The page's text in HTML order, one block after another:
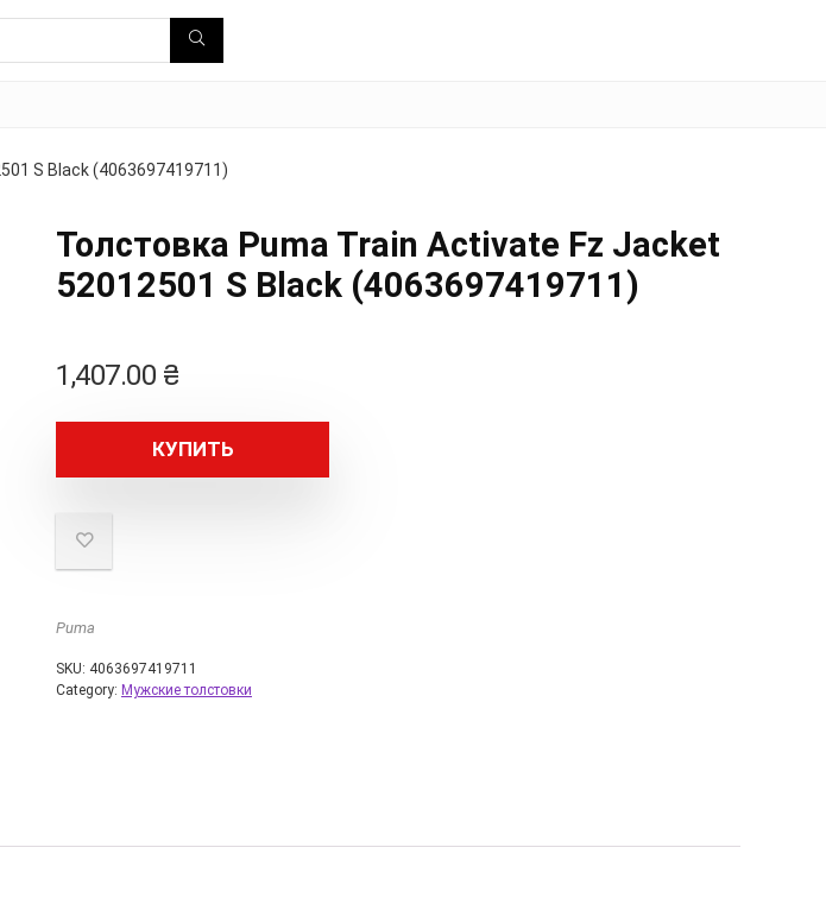
S Black (4063697419711)
Толстовка Puma Train Activate Fz Jacket
52012501 S Black (4063697419711)
1,407.00 ₴
КУПИТЬ
Puma
SKU: 4063697419711
Category: Мужские толстовки